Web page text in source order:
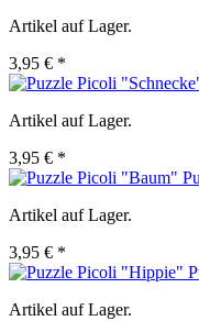
Artikel auf Lager.
3,95 € *
Artikel auf Lager.
3,95 € *
Artikel auf Lager.
3,95 € *
Artikel auf Lager.